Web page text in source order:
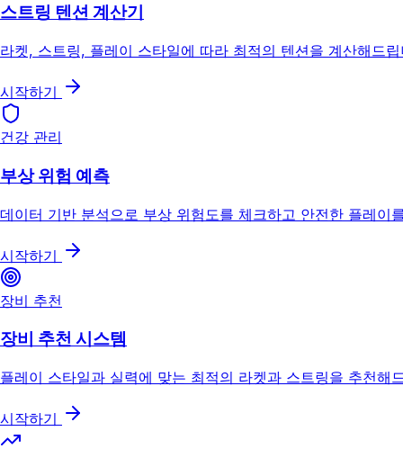
스트링 텐션 계산기
라켓, 스트링, 플레이 스타일에 따라 최적의 텐션을 계산해드립
시작하기
건강 관리
부상 위험 예측
데이터 기반 분석으로 부상 위험도를 체크하고 안전한 플레이
시작하기
장비 추천
장비 추천 시스템
플레이 스타일과 실력에 맞는 최적의 라켓과 스트링을 추천해
시작하기